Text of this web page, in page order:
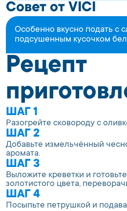
Совет от VICI
Особенно вкусно подать с
подсушенным кусочком
Рецепт
ШАГ 1
Разогрейте сковороду с
ШАГ 2
Добавьте измельчённый
аромата.
ШАГ 3
Выложите креветки и
золотистого цвета,
ШАГ 4
Посыпьте петрушкой и